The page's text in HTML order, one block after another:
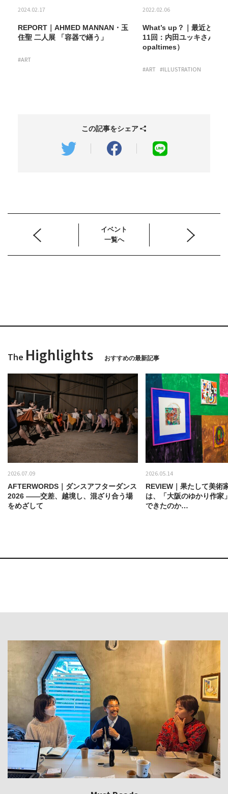
2024.02.17
REPORT｜AHMED MANNAN・玉
住聖 二人展 「容器で繕う」
#ART
2022.02.06
What’s up？｜最近どう
11回：内田ユッキさん（
opaltimes）
#ART #ILLUSTRATION
この記事をシェア
イベント
一覧へ
The Highlights おすすめの最新記事
2026.07.09
AFTERWORDS｜ダンスアフターダンス
2026 ——交差、越境し、混ざり合う場
をめざして
2026.05.14
REVIEW｜果たして美術
は、「大阪のゆかり作家
できたのか…